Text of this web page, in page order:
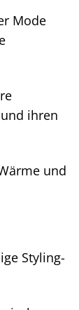
Mode
ihren
und
Styling-